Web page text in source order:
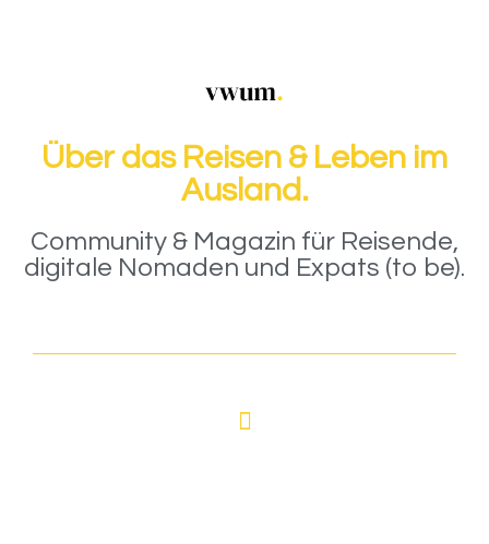
Über das Reisen & Leben im
Ausland.
Community & Magazin für Reisende,
digitale Nomaden und Expats (to be).